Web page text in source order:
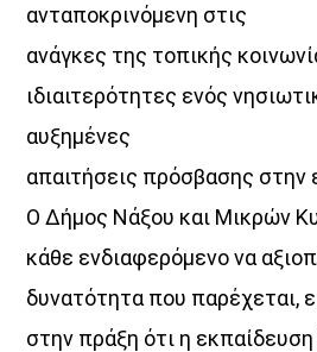
στον Aegean Voice 107.5
Γιατί όταν η Αθήνα συναντά το
η μουσική αποκτά άλλη ένταση.
Discover
ανταποκρινόμενη στις
ανάγκες της τοπικής
ιδιαιτερότητες ενός
αυξημένες
απαιτήσεις πρόσβασης στην
Ο Δήμος Νάξου και Μικρών
κάθε ενδιαφερόμενο να
δυνατότητα που παρέχεται,
στην πράξη ότι η εκπαίδευση